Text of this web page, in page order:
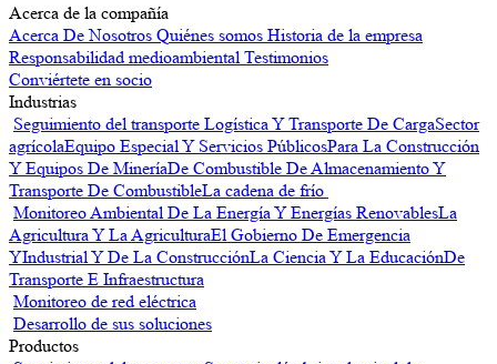
Acerca de la compañía
Acerca De Nosotros Quiénes somos Historia de la empresa
Responsabilidad medioambiental Testimonios
Conviértete en socio
Industrias
Seguimiento del transporte Logística Y Transporte De CargaSector
agrícolaEquipo Especial Y Servicios PúblicosPara La Construcción
Y Equipos De MineríaDe Combustible De Almacenamiento Y
Transporte De CombustibleLa cadena de frío
Monitoreo Ambiental De La Energía Y Energías RenovablesLa
Agricultura Y La AgriculturaEl Gobierno De Emergencia
YIndustrial Y De La ConstrucciónLa Ciencia Y La EducaciónDe
Transporte E Infraestructura
Monitoreo de red eléctrica
Desarrollo de sus soluciones
Productos